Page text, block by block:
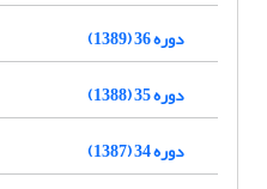
دوره 36 (1389)
دوره 35 (1388)
دوره 34 (1387)